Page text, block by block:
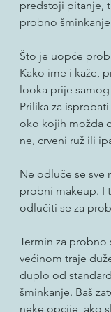
predstoji pitanje,
probno
Što je uopće
Kako ime i kaže,
looka prije
Prilika za
oko kojih možda
ne, crveni ruž ili
Ne odluče se sve
probni makeup. I
odlučiti se za
Termin za probno
većinom traje
duplo od
šminkanje. Baš
neke opcije, ako